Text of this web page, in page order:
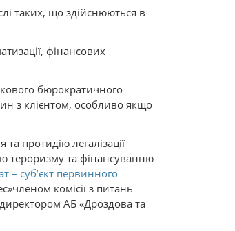
таких, що здійснюються в
фінансових
бюрократичного
з клієнтом, особливо якщо
протидію легалізації
тероризму та фінансуванню
– суб’єкт первинного
комісії з питань
АБ «Дроздова та